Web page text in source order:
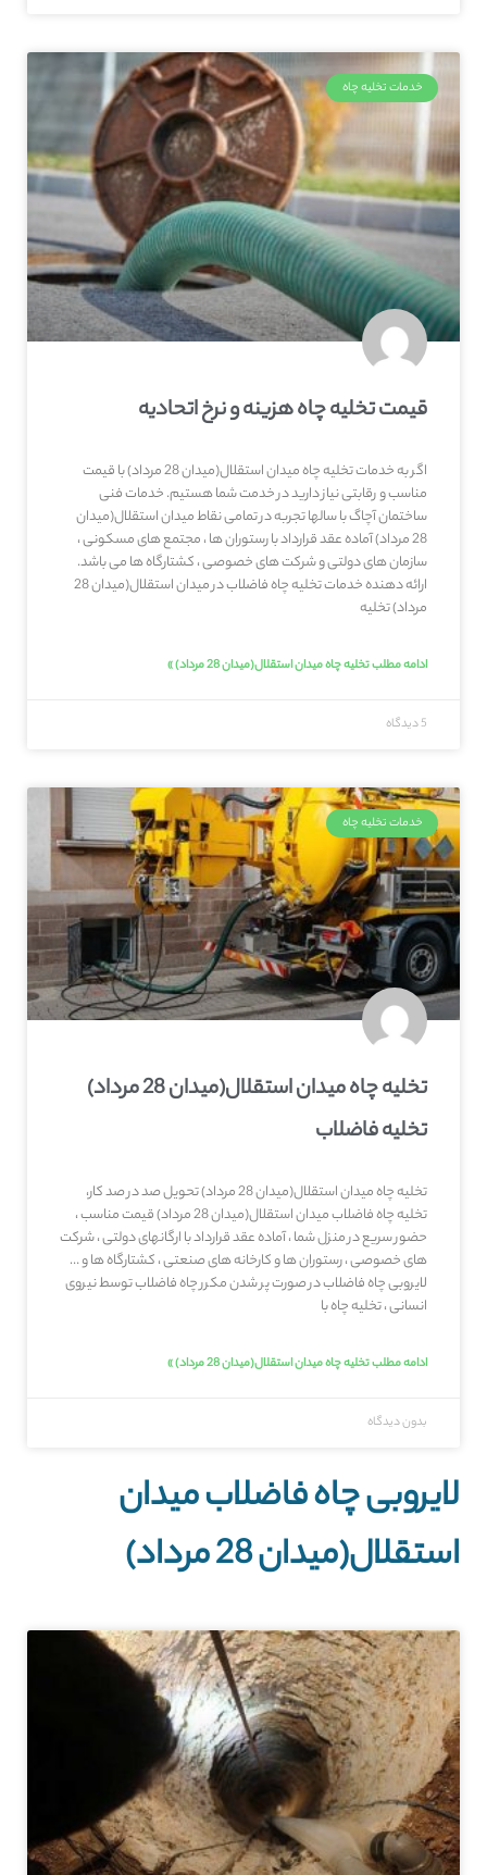
خدمات تخلیه چاه
قیمت تخلیه چاه هزینه و نرخ اتحادیه
اگر به خدمات تخلیه چاه میدان استقلال(میدان 28 مرداد) با قیمت
مناسب و رقابتی نیاز دارید در خدمت شما هستیم. خدمات فنی
ساختمان آچاگ با سالها تجربه در تمامی نقاط میدان استقلال(میدان
28 مرداد) آماده عقد قرارداد با رستوران ها ، مجتمع های مسکونی ،
سازمان های دولتی و شرکت های خصوصی ، کشتارگاه ها می باشد.
ارائه دهنده خدمات تخلیه چاه فاضلاب در میدان استقلال(میدان 28
مرداد) تخلیه
ادامه مطلب تخلیه چاه میدان استقلال(میدان 28 مرداد) »
5 دیدگاه
خدمات تخلیه چاه
تخلیه چاه میدان استقلال(میدان 28 مرداد)
تخلیه فاضلاب
تخلیه چاه میدان استقلال(میدان 28 مرداد) تحویل صد در صد کار،
تخلیه چاه فاضلاب میدان استقلال(میدان 28 مرداد) قیمت مناسب ،
حضور سریع در منزل شما ، آماده عقد قرارداد با ارگانهای دولتی ، شرکت
های خصوصی ، رستوران ها و کارخانه های صنعتی ، کشتارگاه ها و …
لایروبی چاه فاضلاب در صورت پر شدن مکرر چاه فاضلاب توسط نیروی
انسانی ، تخلیه چاه با
ادامه مطلب تخلیه چاه میدان استقلال(میدان 28 مرداد) »
بدون دیدگاه
لایروبی چاه فاضلاب میدان
استقلال(میدان 28 مرداد)